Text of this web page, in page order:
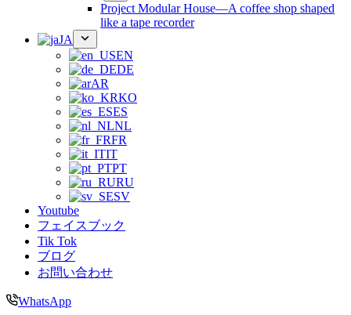
Project Modular House—A coffee shop shaped
like a tape recorder
JA
EN
DE
AR
KO
ES
NL
FR
IT
PT
RU
SV
Youtube
フェイスブック
Tik Tok
ブログ
お問い合わせ
WhatsApp